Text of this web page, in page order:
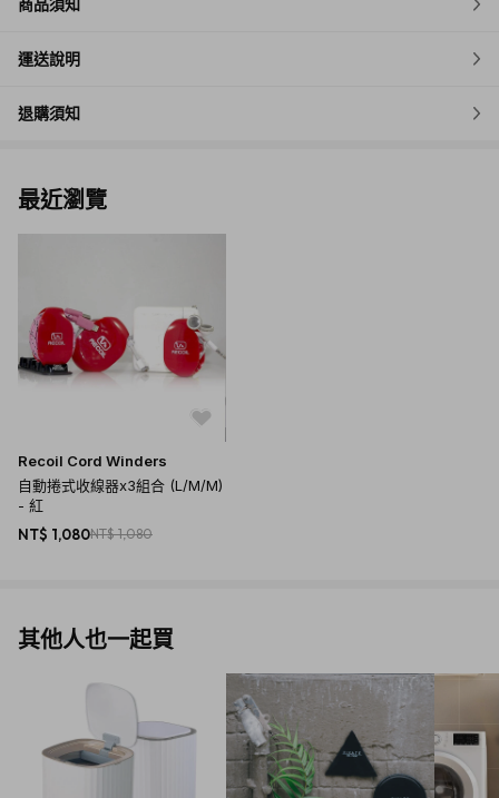
運送說明
退購須知
最近瀏覽
Recoil Cord Winders
自動捲式收線器x3組合 (L/M/M)
- 紅
NT$ 1,080NT$ 1,080
其他人也一起買